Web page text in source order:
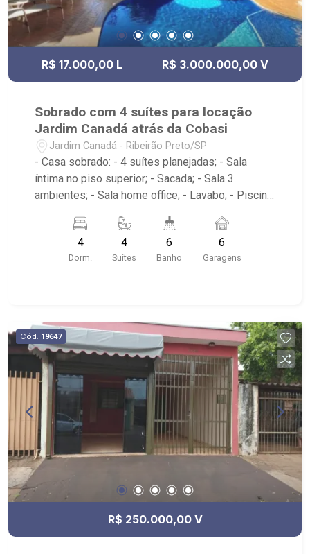
R$ 17.000,00 L R$ 3.000.000,00 V
Sobrado com 4 suítes para locação
Jardim Canadá atrás da Cobasi
Jardim Canadá - Ribeirão Preto/SP
- Casa sobrado: - 4 suítes planejadas; - Sala
íntima no piso superior; - Sacada; - Sala 3
ambientes; - Sala home office; - Lavabo; - Piscina
churrasqueira; - Alpendre com fechamento em
vidros; - Amplo quintal com paisagismo; -
Cozinha tradicional planejada; - Área e banheiro
Ribeirão Shopping.
4
Dorm.
4
Suítes
6
Banho
6
Garagens
Cód. 19647
R$ 250.000,00 V